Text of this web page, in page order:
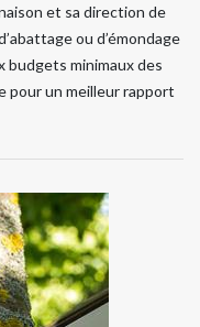
et sa direction de
ou d’émondage
budgets minimaux des
pour un meilleur rapport